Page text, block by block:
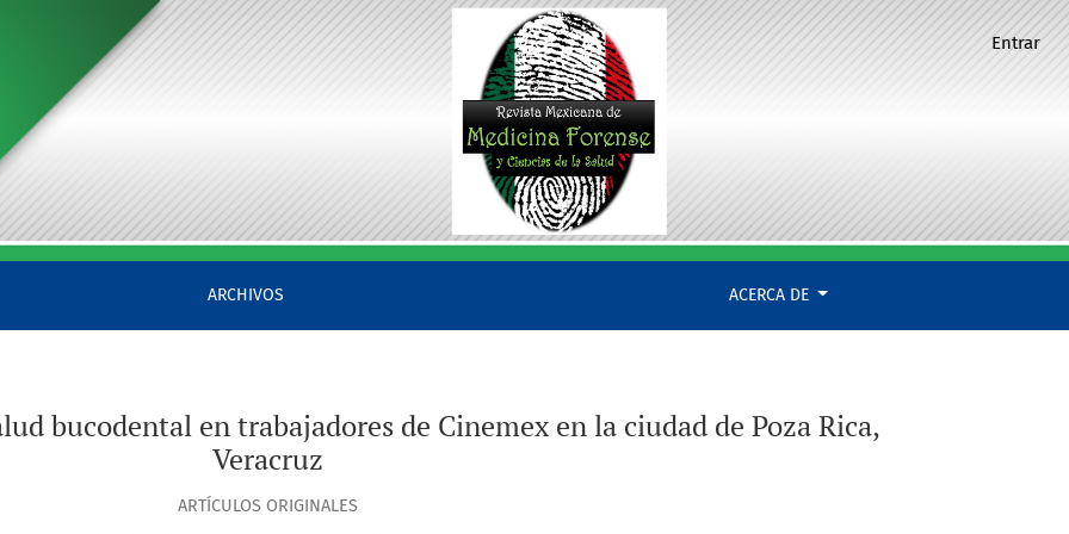
en la ciudad de Poza Rica, Veracruz
ARCHIVOS ACERCA DE
Entrar
bucodental en trabajadores de Cinemex en la ciudad de Poza Rica,
Veracruz
ARTÍCULOS ORIGINALES